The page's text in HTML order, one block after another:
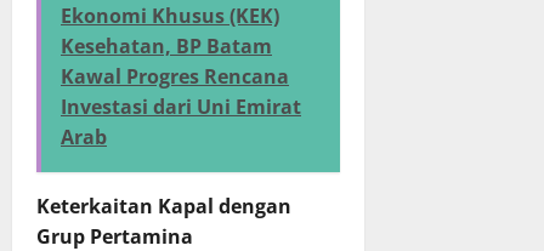
Ekonomi Khusus (KEK)
Kesehatan, BP Batam
Kawal Progres Rencana
Investasi dari Uni Emirat
Arab
Keterkaitan Kapal dengan
Grup Pertamina